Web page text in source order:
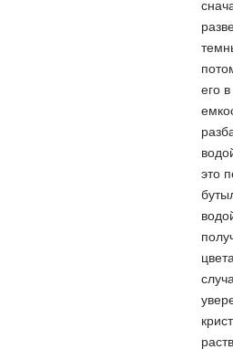
его
это